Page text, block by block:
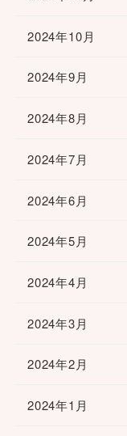
2024年10月
2024年9月
2024年8月
2024年7月
2024年6月
2024年5月
2024年4月
2024年3月
2024年2月
2024年1月